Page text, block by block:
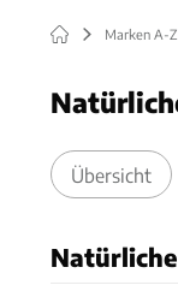
Marken A-Z
Übersicht